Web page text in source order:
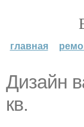
главная
Дизайн
кв.